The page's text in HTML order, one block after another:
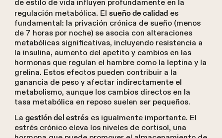
de estilo de vida influyen profundamente en la
regulación metabólica. El sueño de calidades
fundamental: la privación crónica de sueño (menos
de 7 horas por noche) se asocia con alteraciones
metabólicas significativas, incluyendo resistencia a
la insulina, aumento del apetito y cambios en las
hormonas que regulan el hambre como la leptina y la
grelina. Estos efectos pueden contribuir a la
ganancia de peso y afectar indirectamente el
metabolismo, aunque los cambios directos en la
tasa metabólica en reposo suelen ser pequeños.
La gestión del estréses igualmente importante. El
estrés crónico eleva los niveles de cortisol, una